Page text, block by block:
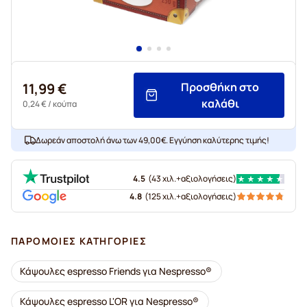
11,99 €
0,24 €/ κούπα
Προσθήκη στο
καλάθι
Δωρεάν αποστολή άνω των 49,00€. Εγγύηση καλύτερης τιμής!
4.5 (43 χιλ.+αξιολογήσεις)
4.8 (125 χιλ.+αξιολογήσεις)
ΠΑΡΌΜΟΙΕΣ ΚΑΤΗΓΟΡΊΕΣ
Κάψουλες espresso Friends για Nespresso®
Κάψουλες espresso L'OR για Nespresso®